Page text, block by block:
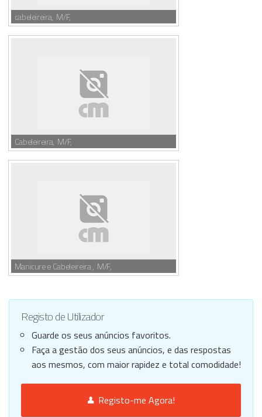
cabeleireira, M/F,
Cabeleireira, M/F,
Manicure e Cabeleireira , M/F,
Registo de Utilizador
Guarde os seus anúncios favoritos.
Faça a gestão dos seus anúncios, e das respostas
aos mesmos, com maior rapidez e total comodidade!
Registo-me Agora!